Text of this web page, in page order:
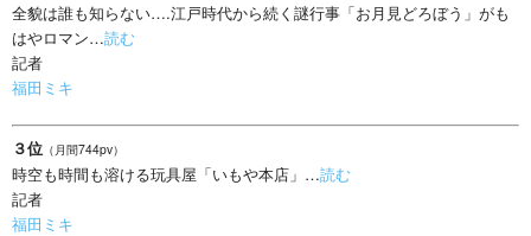
全貌は誰も知らない….江戸時代から続く謎行事「お月見どろぼう」がも
はやロマン…読む
記者
福田ミキ
３位 （月間744pv）
時空も時間も溶ける玩具屋「いもや本店」…読む
記者
福田ミキ